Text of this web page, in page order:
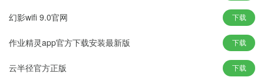
1、自动完成对于电脑硬盘的分区，鼠标右键菜单的执行功能进行优
化；
2、在这里轻松体会到电脑系统的便利性，可以在系统中添加更多快
3、使您能够快速重新安装高质量的系统，内部捆绑软件和额外的坏
幻影wifi 9.0官网 下载
作业精灵app官方下载安装最新版 下载
云半径官方正版 下载